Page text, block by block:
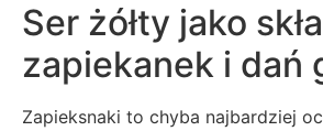
Ser żółty jako
zapiekanek i dań
Zapieksnaki to chyba najbardziej